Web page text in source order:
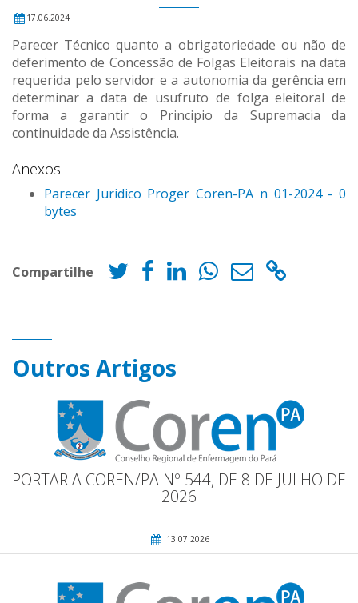
17.06.2024
Parecer Técnico quanto a obrigatoriedade ou não de
deferimento de Concessão de Folgas Eleitorais na data
requerida pelo servidor e a autonomia da gerência em
determinar a data de usufruto de folga eleitoral de
forma a garantir o Principio da Supremacia da
continuidade da Assistência.
Anexos:
Parecer Juridico Proger Coren-PA n 01-2024 - 0
bytes
Compartilhe
Outros Artigos
PORTARIA COREN/PA Nº 544, DE 8 DE JULHO DE
2026
13.07.2026